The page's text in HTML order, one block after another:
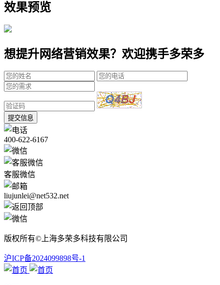
效果预览
想提升网络营销效果？欢迎携手多荣多
提交信息
400-622-6167
客服微信
liujunlei@net532.net
版权所有©上海多荣多科技有限公司
沪ICP备2024099898号-1